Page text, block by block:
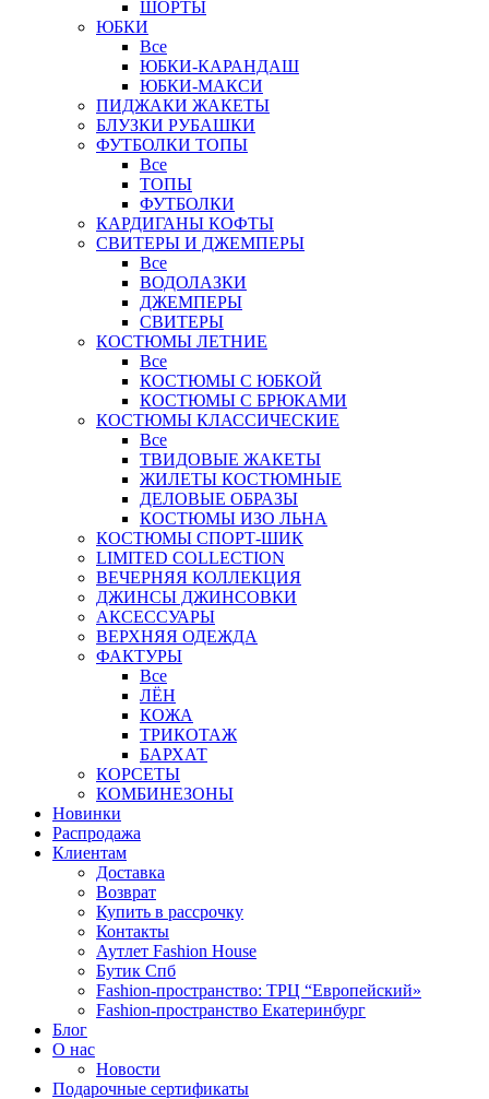
ШОРТЫ
ЮБКИ
Все
ЮБКИ-КАРАНДАШ
ЮБКИ-МАКСИ
ПИДЖАКИ ЖАКЕТЫ
БЛУЗКИ РУБАШКИ
ФУТБОЛКИ ТОПЫ
Все
ТОПЫ
ФУТБОЛКИ
КАРДИГАНЫ КОФТЫ
СВИТЕРЫ И ДЖЕМПЕРЫ
Все
ВОДОЛАЗКИ
ДЖЕМПЕРЫ
СВИТЕРЫ
КОСТЮМЫ ЛЕТНИЕ
Все
КОСТЮМЫ С ЮБКОЙ
КОСТЮМЫ С БРЮКАМИ
КОСТЮМЫ КЛАССИЧЕСКИЕ
Все
ТВИДОВЫЕ ЖАКЕТЫ
ЖИЛЕТЫ КОСТЮМНЫЕ
ДЕЛОВЫЕ ОБРАЗЫ
КОСТЮМЫ ИЗО ЛЬНА
КОСТЮМЫ СПОРТ-ШИК
LIMITED COLLECTION
ВЕЧЕРНЯЯ КОЛЛЕКЦИЯ
ДЖИНСЫ ДЖИНСОВКИ
АКСЕССУАРЫ
ВЕРХНЯЯ ОДЕЖДА
ФАКТУРЫ
Все
ЛЁН
КОЖА
ТРИКОТАЖ
БАРХАТ
КОРСЕТЫ
КОМБИНЕЗОНЫ
Новинки
Распродажа
Клиентам
Доставка
Возврат
Купить в рассрочку
Контакты
Аутлет Fashion House
Бутик Спб
Fashion-пространство: ТРЦ “Европейский»
Fashion-пространство Екатеринбург
Блог
О нас
Новости
Подарочные сертификаты